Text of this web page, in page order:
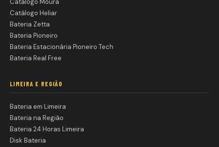
Catálogo Moura
Catálogo Heliar
Bateria Zetta
Bateria Pioneiro
Bateria Estacionária Pioneiro Tech
Bateria Real Free
LIMEIRA E REGIÃO
Bateria em Limeira
Bateria na Região
Bateria 24 Horas Limeira
Disk Bateria